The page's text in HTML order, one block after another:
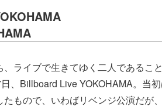
ライブで生きてゆく二人であるこ
、Billboard Live YOKOHAMA。当
もので、いわばリベンジ公演だが